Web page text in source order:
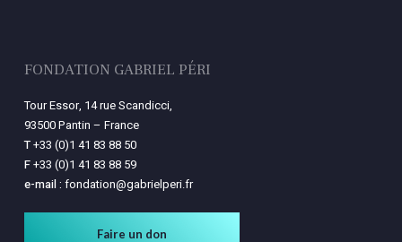
FONDATION GABRIEL PÉRI
Tour Essor, 14 rue Scandicci,
93500 Pantin – France
T+33 (0)1 41 83 88 50
F+33 (0)1 41 83 88 59
e-mail : fondation@gabrielperi.fr
Faire un don